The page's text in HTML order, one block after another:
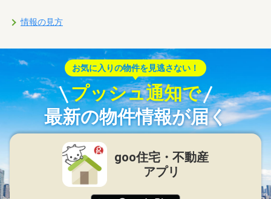
情報の見方
お気に入りの物件を見逃さない！
プッシュ通知で
最新の物件情報が届く
goo住宅・不動産
アプリ